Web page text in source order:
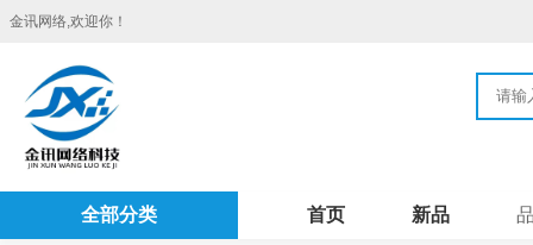
金讯网络,欢迎你！
全部分类 首页 新品